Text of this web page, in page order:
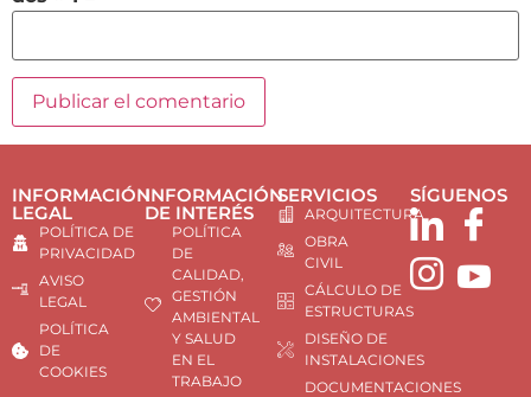
INFORMACIÓN
LEGAL
POLÍTICA DE
PRIVACIDAD
AVISO
LEGAL
POLÍTICA
DE
COOKIES
INFORMACIÓN
DE INTERÉS
POLÍTICA
DE
CALIDAD,
GESTIÓN
AMBIENTAL
Y SALUD
EN EL
TRABAJO
SERVICIOS
ARQUITECTURA
OBRA
CIVIL
CÁLCULO DE
ESTRUCTURAS
DISEÑO DE
INSTALACIONES
DOCUMENTACIONES
SÍGUENOS